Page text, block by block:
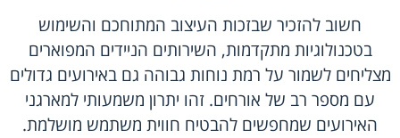
חשוב להזכיר שבזכות העיצוב המתוחכם והשימוש
בטכנולוגיות מתקדמות, השירותים הניידים המפוארים
מצליחים לשמור על רמת נוחות גבוהה גם באירועים גדולים
עם מספר רב של אורחים. זהו יתרון משמעותי למארגני
האירועים שמחפשים להבטיח חווית משתמש מושלמת.